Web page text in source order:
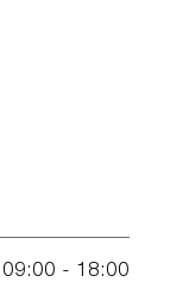
09:00 - 18:00